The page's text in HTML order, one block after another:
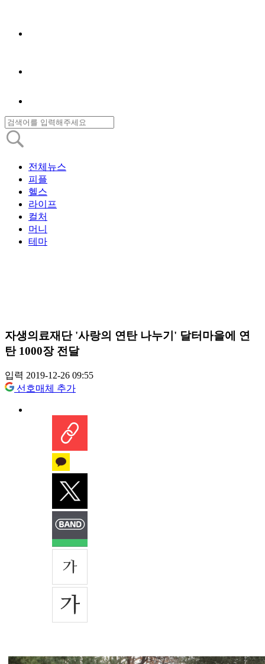
전체뉴스
피플
헬스
라이프
컬처
머니
테마
자생의료재단 '사랑의 연탄 나누기' 달터마을에 연
탄 1000장 전달
입력 2019-12-26 09:55
선호매체 추가